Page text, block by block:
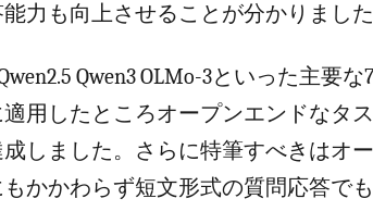
力も向上させることが分かりました
Qwen3 OLMo-3といった主要
用したところオープンエンドなタ
しました。さらに特筆すべきはオ
かかわらず短文形式の質問応答で